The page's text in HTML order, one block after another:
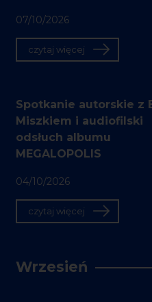
07/10/2026
czytaj więcej
Spotkanie autorskie z
Miszkiem i audiofilski
odsłuch albumu
MEGALOPOLIS
04/10/2026
czytaj więcej
Wrzesień